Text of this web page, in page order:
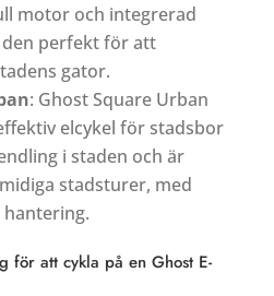
motor och integrerad
perfekt för att
gator.
: Ghost Square Urban
elcykel för stadsbor
i staden och är
stadsturer, med
för att cykla på en Ghost E-